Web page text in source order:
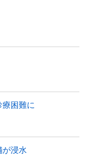
療困難に
が浸水